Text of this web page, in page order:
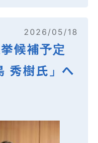
2026/05/18
候補予定
秀樹氏」へ